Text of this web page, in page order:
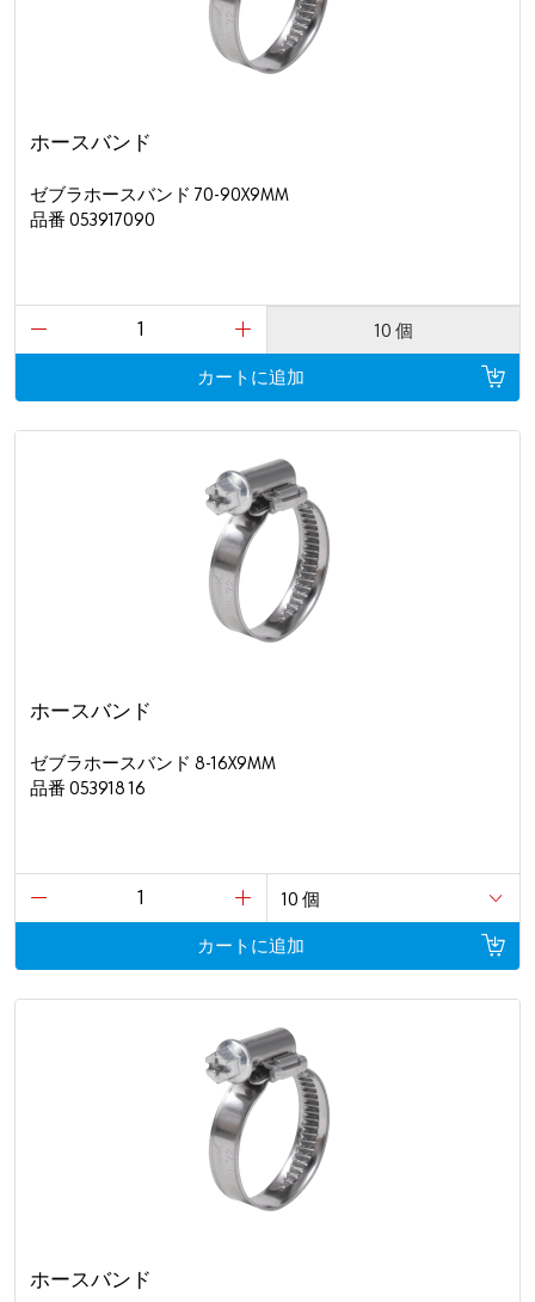
ホースバンド
ゼブラホースバンド 70-90X9MM
品番 053917090
10 個
カートに追加
ホースバンド
ゼブラホースバンド 8-16X9MM
品番 053918 16
カートに追加
ホースバンド